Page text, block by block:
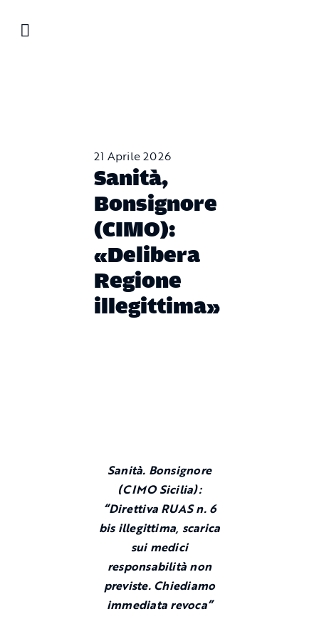
21 Aprile 2026
Sanità,
Bonsignore
(CIMO):
«Delibera
Regione
illegittima»
Sanità. Bonsignore
(CIMO Sicilia):
“Direttiva RUAS n. 6
bis illegittima, scarica
sui medici
responsabilità non
previste. Chiediamo
immediata revoca”